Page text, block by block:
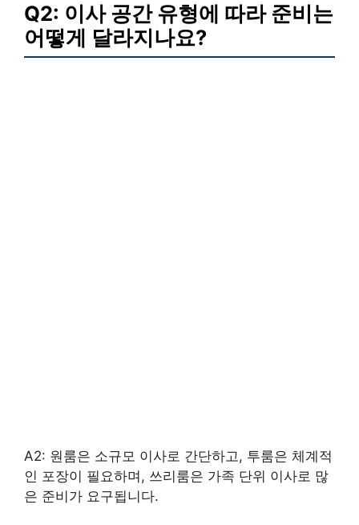
Q2: 이사 공간 유형에 따라 준비는
어떻게 달라지나요?
A2: 원룸은 소규모 이사로 간단하고, 투룸은 체계적
인 포장이 필요하며, 쓰리룸은 가족 단위 이사로 많
은 준비가 요구됩니다.